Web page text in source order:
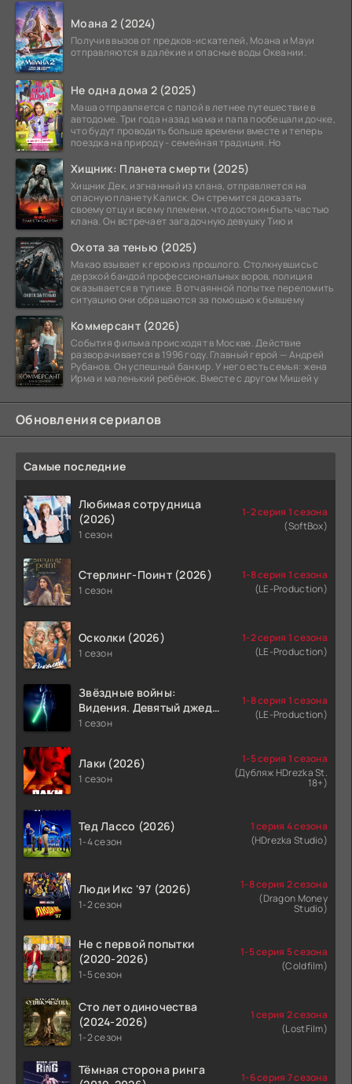
Моана 2 (2024)
Получив вызов от предков-искателей, Моана и Мауи
отправляются в далёкие и опасные воды Океании.
Не одна дома 2 (2025)
Маша отправляется с папой в летнее путешествие в
автодоме. Три года назад мама и папа пообещали дочке,
что будут проводить больше времени вместе и теперь
поездка на природу - семейная традиция. Но
Хищник: Планета смерти (2025)
Хищник Дек, изгнанный из клана, отправляется на
опасную планету Калиск. Он стремится доказать
своему отцу и всему племени, что достоин быть частью
клана. Он встречает загадочную девушку Тию и
Охота за тенью (2025)
Макао взывает к герою из прошлого. Столкнувшись с
дерзкой бандой профессиональных воров, полиция
оказывается в тупике. В отчаянной попытке переломить
ситуацию они обращаются за помощью к бывшему
Коммерсант (2026)
События фильма происходят в Москве. Действие
разворачивается в 1996 году. Главный герой — Андрей
Рубанов. Он успешный банкир. У него есть семья: жена
Ирма и маленький ребёнок. Вместе с другом Мишей у
Обновления сериалов
Самые последние
Любимая сотрудница
(2026)
1 сезон
1-2 серия 1 сезона
(SoftBox)
Стерлинг-Поинт (2026)
1 сезон
1-8 серия 1 сезона
(LE-Production)
Осколки (2026)
1 сезон
1-2 серия 1 сезона
(LE-Production)
Звёздные войны:
Видения. Девятый джедай
(2026)
1 сезон
1-8 серия 1 сезона
(LE-Production)
Лаки (2026)
1 сезон
1-5 серия 1 сезона
(Дубляж HDrezka St.
18+)
Тед Лассо (2026)
1-4 сезон
1 серия 4 сезона
(HDrezka Studio)
Люди Икс '97 (2026)
1-2 сезон
1-8 серия 2 сезона
(Dragon Money
Studio)
Не с первой попытки
(2020-2026)
1-5 сезон
1-5 серия 5 сезона
(Coldfilm)
Сто лет одиночества
(2024-2026)
1-2 сезон
1 серия 2 сезона
(LostFilm)
Тёмная сторона ринга
1-6 серия 7 сезона